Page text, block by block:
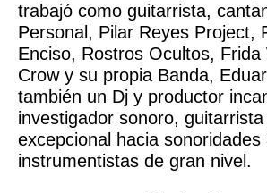
trabajó como guitarrista,
Personal, Pilar Reyes Project,
Enciso, Rostros Ocultos,
Crow y su propia Banda,
también un Dj y productor
investigador sonoro,
excepcional hacia
instrumentistas de gran nivel.